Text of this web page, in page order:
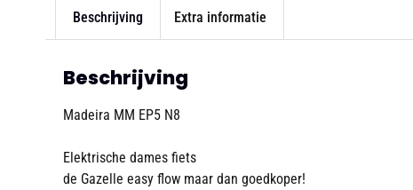
Beschrijving Extra informatie
Beschrijving
Madeira MM EP5 N8
Elektrische dames fiets
de Gazelle easy flow maar dan goedkoper!